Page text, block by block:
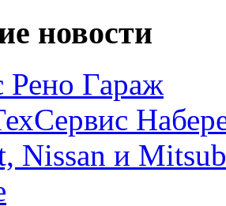
новости
Рено Гараж
Nissan и